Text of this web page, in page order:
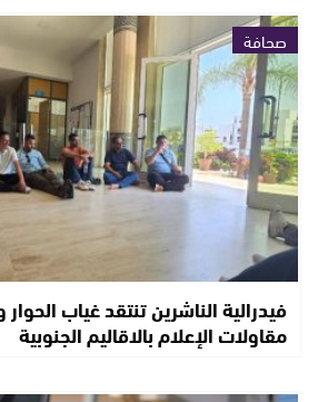
صحافة
فيدرالية الناشرين تنتقد غياب
مقاولات الإعلام بالاقاليم الجنوبية